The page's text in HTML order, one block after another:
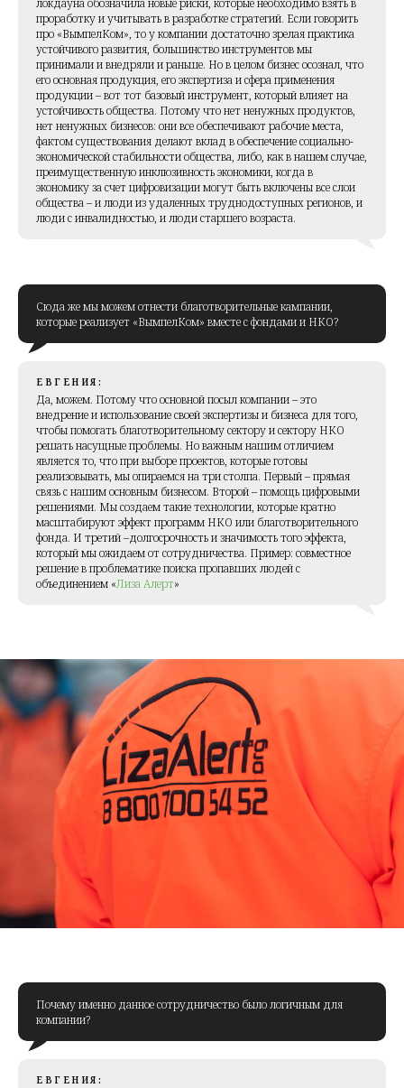
локдауна обозначила новые риски, которые необходимо взять в
проработку и учитывать в разработке стратегий. Если говорить
про «ВымпелКом», то у компании достаточно зрелая практика
устойчивого развития, большинство инструментов мы
принимали и внедряли и раньше. Но в целом бизнес осознал, что
его основная продукция, его экспертиза и сфера применения
продукции – вот тот базовый инструмент, который влияет на
устойчивость общества. Потому что нет ненужных продуктов,
нет ненужных бизнесов: они все обеспечивают рабочие места,
фактом существования делают вклад в обеспечение социально-
экономической стабильности общества, либо, как в нашем случае,
преимущественную инклюзивность экономики, когда в
экономику за счет цифровизации могут быть включены все слои
общества – и люди из удаленных труднодоступных регионов, и
люди с инвалидностью, и люди старшего возраста.
Сюда же мы можем отнести благотворительные кампании,
которые реализует «ВымпелКом» вместе с фондами и НКО?
ЕВГЕНИЯ:
Да, можем. Потому что основной посыл компании – это
внедрение и использование своей экспертизы и бизнеса для того,
чтобы помогать благотворительному сектору и сектору НКО
решать насущные проблемы. Но важным нашим отличием
является то, что при выборе проектов, которые готовы
реализовывать, мы опираемся на три столпа. Первый – прямая
связь с нашим основным бизнесом. Второй – помощь цифровыми
решениями. Мы создаем такие технологии, которые кратно
масштабируют эффект программ НКО или благотворительного
фонда. И третий –долгосрочность и значимость того эффекта,
который мы ожидаем от сотрудничества. Пример: совместное
решение в проблематике поиска пропавших людей с
объединением «Лиза Алерт»
Почему именно данное сотрудничество было логичным для
компании?
ЕВГЕНИЯ: